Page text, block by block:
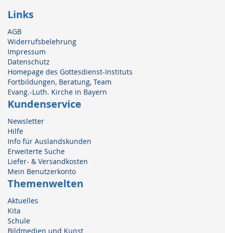
Links
AGB
Widerrufsbelehrung
Impressum
Datenschutz
Homepage des Gottesdienst-Instituts
Fortbildungen, Beratung, Team
Evang.-Luth. Kirche in Bayern
Kundenservice
Newsletter
Hilfe
Info für Auslandskunden
Erweiterte Suche
Liefer- & Versandkosten
Mein Benutzerkonto
Themenwelten
Aktuelles
Kita
Schule
Bildmedien und Kunst